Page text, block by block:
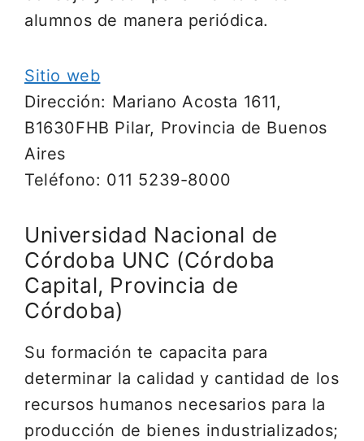
alumnos de manera periódica.
Sitio web
Dirección: Mariano Acosta 1611,
B1630FHB Pilar, Provincia de Buenos
Aires
Teléfono: 011 5239-8000
Universidad Nacional de
Córdoba UNC (Córdoba
Capital, Provincia de
Córdoba)
Su formación te capacita para
determinar la calidad y cantidad de los
recursos humanos necesarios para la
producción de bienes industrializados;